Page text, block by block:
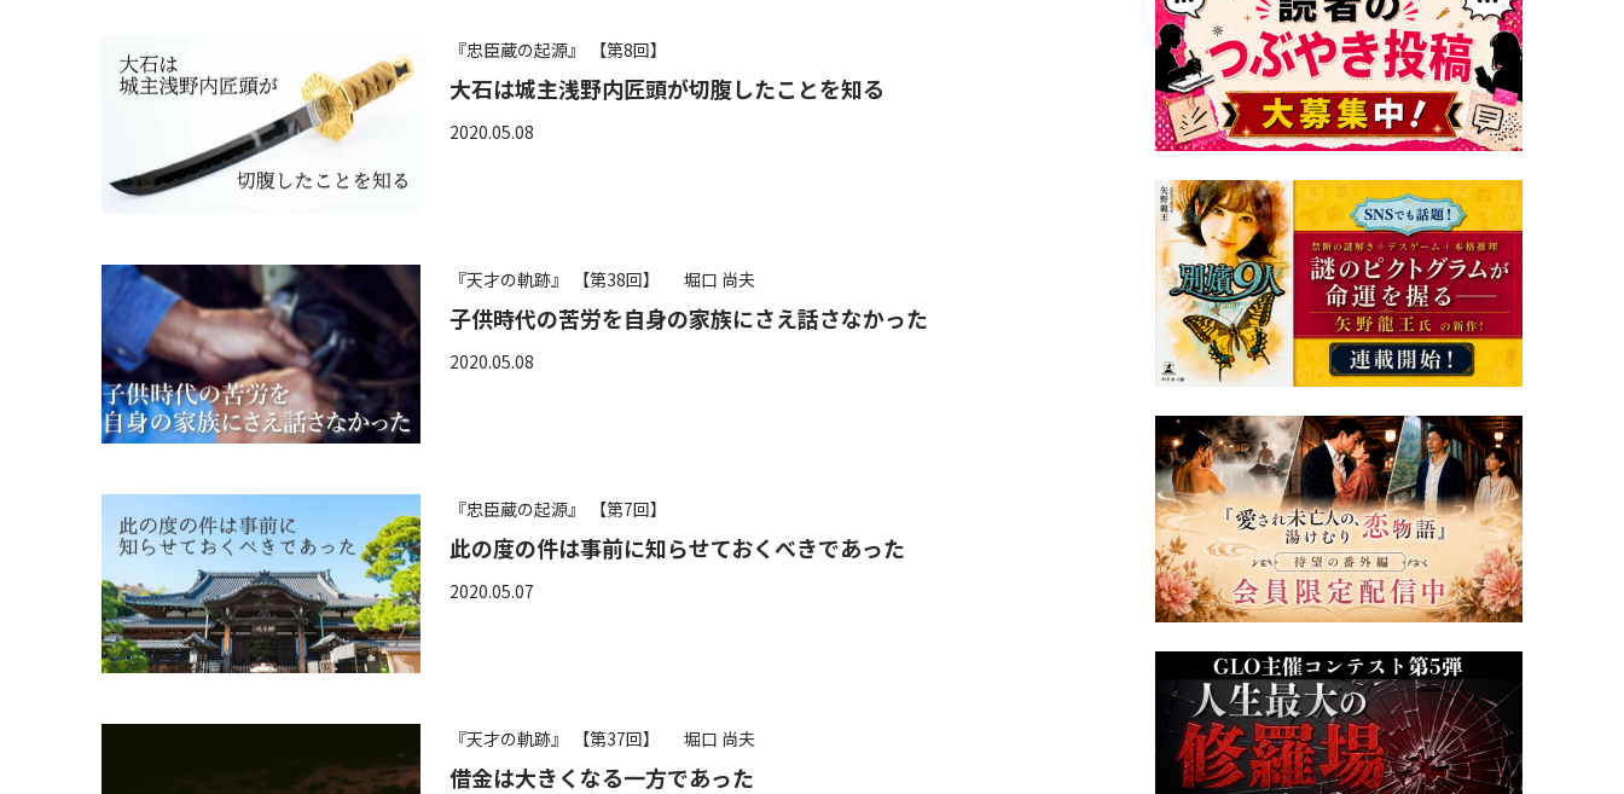
『忠臣蔵の起源』 【第8回】
大石は城主浅野内匠頭が切腹したことを知る
2020.05.08
『天才の軌跡』 【第38回】 堀口 尚夫
子供時代の苦労を自身の家族にさえ話さなかった
2020.05.08
『忠臣蔵の起源』 【第7回】
此の度の件は事前に知らせておくべきであった
2020.05.07
『天才の軌跡』 【第37回】 堀口 尚夫
借金は大きくなる一方であった